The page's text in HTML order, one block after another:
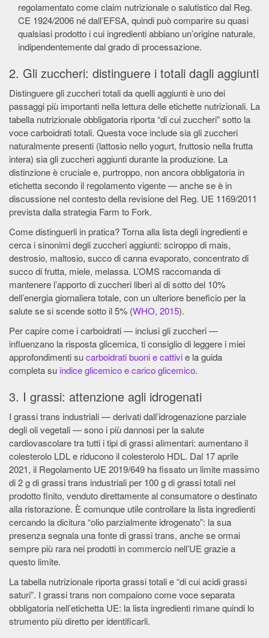
regolamentato come claim nutrizionale o salutistico dal Reg.
CE 1924/2006 né dall’EFSA, quindi può comparire su quasi
qualsiasi prodotto i cui ingredienti abbiano un’origine naturale,
indipendentemente dal grado di processazione.
2. Gli zuccheri: distinguere i totali dagli aggiunti
Distinguere gli zuccheri totali da quelli aggiunti è uno dei
passaggi più importanti nella lettura delle etichette nutrizionali. La
tabella nutrizionale obbligatoria riporta “di cui zuccheri” sotto la
voce carboidrati totali. Questa voce include sia gli zuccheri
naturalmente presenti (lattosio nello yogurt, fruttosio nella frutta
intera) sia gli zuccheri aggiunti durante la produzione. La
distinzione è cruciale e, purtroppo, non ancora obbligatoria in
etichetta secondo il regolamento vigente — anche se è in
discussione nel contesto della revisione del Reg. UE 1169/2011
prevista dalla strategia Farm to Fork.
Come distinguerli in pratica? Torna alla lista degli ingredienti e
cerca i sinonimi degli zuccheri aggiunti: sciroppo di mais,
destrosio, maltosio, succo di canna evaporato, concentrato di
succo di frutta, miele, melassa. L’OMS raccomanda di
mantenere l’apporto di zuccheri liberi al di sotto del 10%
dell’energia giornaliera totale, con un ulteriore beneficio per la
salute se si scende sotto il 5% (WHO, 2015).
Per capire come i carboidrati — inclusi gli zuccheri —
influenzano la risposta glicemica, ti consiglio di leggere i miei
approfondimenti sucarboidrati buoni e cattivie la guida
completa su indice glicemico e carico glicemico.
3. I grassi: attenzione agli idrogenati
I grassi trans industriali — derivati dall’idrogenazione parziale
degli oli vegetali — sono i più dannosi per la salute
cardiovascolare tra tutti i tipi di grassi alimentari: aumentano il
colesterolo LDL e riducono il colesterolo HDL. Dal 17 aprile
2021, il Regolamento UE 2019/649 ha fissato un limite massimo
di 2 g di grassi trans industriali per 100 g di grassi totali nel
prodotto finito, venduto direttamente al consumatore o destinato
alla ristorazione. È comunque utile controllare la lista ingredienti
cercando la dicitura “olio parzialmente idrogenato”: la sua
presenza segnala una fonte di grassi trans, anche se ormai
sempre più rara nei prodotti in commercio nell’UE grazie a
questo limite.
La tabella nutrizionale riporta grassi totali e “di cui acidi grassi
saturi”. I grassi trans non compaiono come voce separata
obbligatoria nell’etichetta UE: la lista ingredienti rimane quindi lo
strumento più diretto per identificarli.